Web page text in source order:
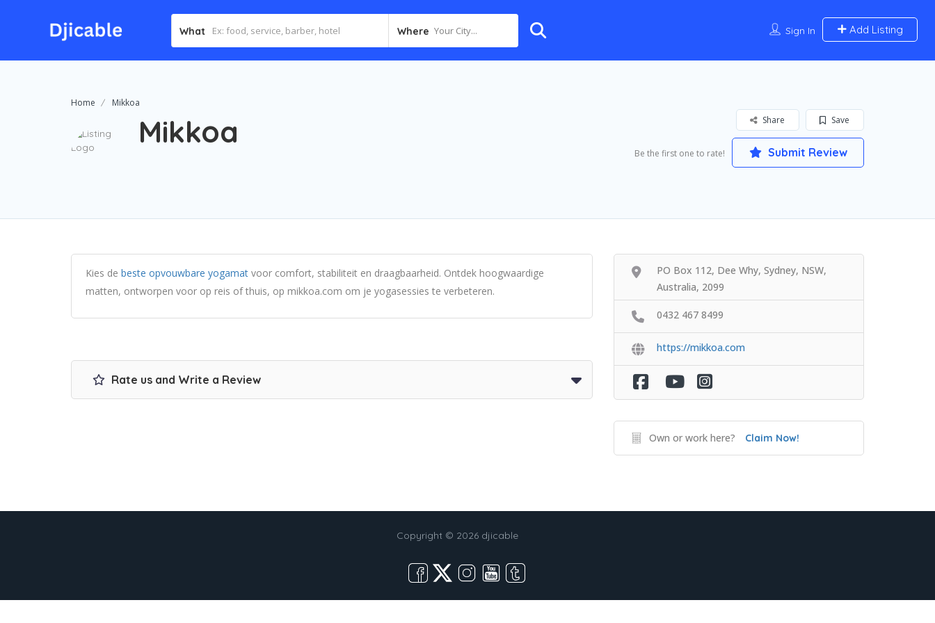
What Where Your City... Sign In Add Listing
Home Mikkoa
Mikkoa Save
Share
Be the first one to rate! Submit Review
Kies de beste opvouwbare yogamat voor comfort, stabiliteit en draagbaarheid. Ontdek hoogwaardige
matten, ontworpen voor op reis of thuis, op mikkoa.com om je yogasessies te verbeteren.
Rate us and Write a Review
PO Box 112, Dee Why, Sydney, NSW,
Australia, 2099
0432 467 8499
https://mikkoa.com
Own or work here? Claim Now!
Copyright © 2026 djicable